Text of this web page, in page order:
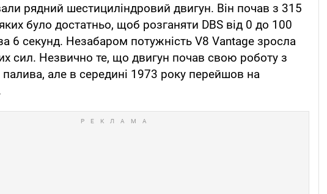
рядний шестициліндровий двигун. Він почав з 315
було достатньо, щоб розганяти DBS від 0 до 100
6 секунд. Незабаром потужність V8 Vantage зросла
сил. Незвично те, що двигун почав свою роботу з
але в середині 1973 року перейшов на